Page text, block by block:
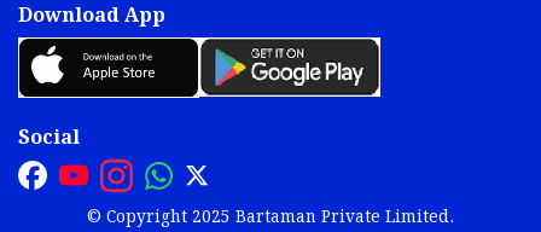
Download App
Social
© Copyright 2025 Bartaman Private Limited.